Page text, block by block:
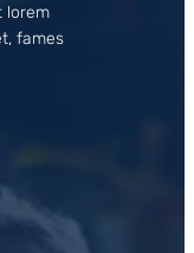
lorem
fames